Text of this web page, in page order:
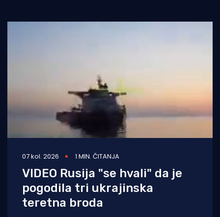
07 kol. 2026 1 MIN. ČITANJA
VIDEO Rusija "se hvali" da je
pogodila tri ukrajinska
teretna broda